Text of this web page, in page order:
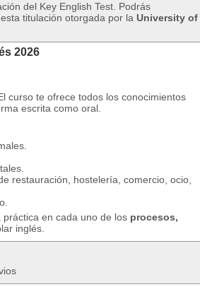
del Key English Test. Podrás
titulación otorgada por la University of
2026
curso te ofrece todos los conocimientos
escrita como oral.
restauración, hostelería, comercio, ocio,
en cada uno de los procesos,
inglés.